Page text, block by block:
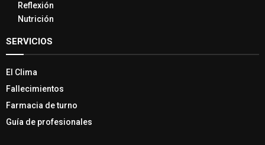
Reflexión
Nutrición
SERVICIOS
El Clima
Fallecimientos
Farmacia de turno
Guía de profesionales